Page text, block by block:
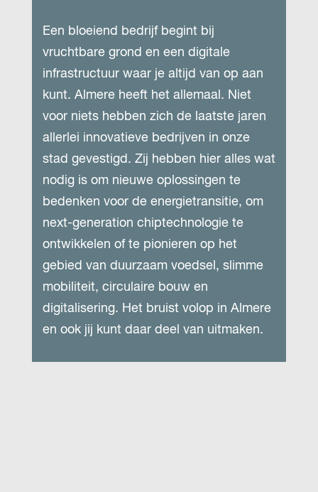
Een bloeiend bedrijf begint bij
vruchtbare grond en een digitale
infrastructuur waar je altijd van op aan
kunt. Almere heeft het allemaal. Niet
voor niets hebben zich de laatste jaren
allerlei innovatieve bedrijven in onze
stad gevestigd. Zij hebben hier alles wat
nodig is om nieuwe oplossingen te
bedenken voor de energietransitie, om
next-generation chiptechnologie te
ontwikkelen of te pionieren op het
gebied van duurzaam voedsel, slimme
mobiliteit, circulaire bouw en
digitalisering. Het bruist volop in Almere
en ook jij kunt daar deel van uitmaken.